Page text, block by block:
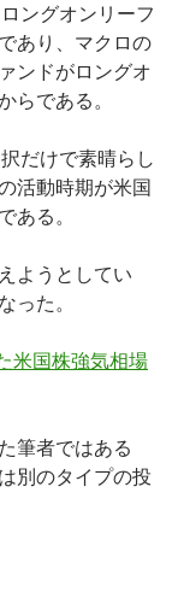
ングオンリーフ
あり、マクロの
ンドがロングオ
らである。
だけで素晴らし
活動時期が米国
ある。
ようとしてい
った。
米国株強気相場
筆者ではある
別のタイプの投